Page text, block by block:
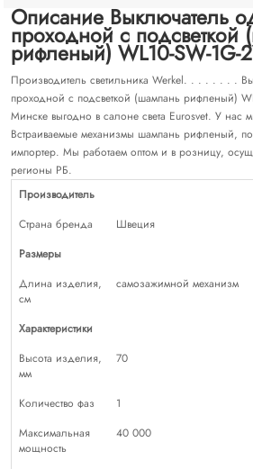
Описание Выключатель
проходной с подсветкой
рифленый) WL10-SW-1G-
Производитель светильника Werkel. . . . . . . .
проходной с подсветкой (шампань рифленый)
Минске выгодно в салоне света Eurosvet. У нас
Встраиваемые механизмы шампань рифленый,
импортер. Мы работаем оптом и в розницу,
регионы РБ.
Производитель
Страна бренда
Швеция
Размеры
Длина изделия,
см
самозажимной механизм
Характеристики
Высота изделия,
мм
70
Количество фаз
1
Максимальная
мощность
40 000